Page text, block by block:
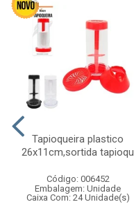
Tapioqueira plastico
26x11cm,sortida tapioqu
Código: 006452
Embalagem: Unidade
Caixa Com: 24 Unidade(s)